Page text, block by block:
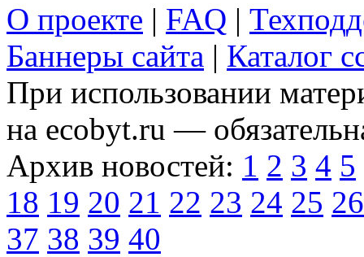
О проекте | FAQ |
Баннеры сайта | Каталог
При использовании
на ecobyt.ru —
Архив новостей: 1 2 3 4 5
18 19 20 21 22 23 24 25 26
37 38 39 40